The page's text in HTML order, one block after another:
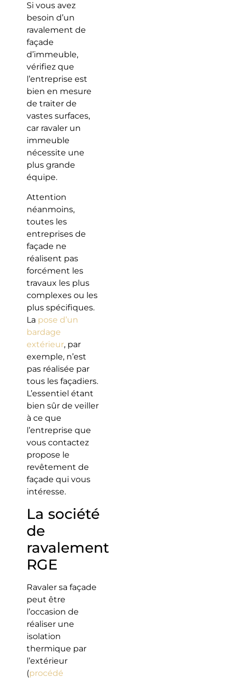
Si vous avez
besoin d’un
ravalement de
façade
d’immeuble,
vérifiez que
l’entreprise est
bien en mesure
de traiter de
vastes surfaces,
car ravaler un
immeuble
nécessite une
plus grande
équipe.
Attention
néanmoins,
toutes les
entreprises de
façade ne
réalisent pas
forcément les
travaux les plus
complexes ou les
plus spécifiques.
La pose d’un
bardage
extérieur, par
exemple, n’est
pas réalisée par
tous les façadiers.
L’essentiel étant
bien sûr de veiller
à ce que
l’entreprise que
vous contactez
propose le
revêtement de
façade qui vous
intéresse.
La société
de
ravalement
RGE
Ravaler sa façade
peut être
l’occasion de
réaliser une
isolation
thermique par
l’extérieur
(procédé